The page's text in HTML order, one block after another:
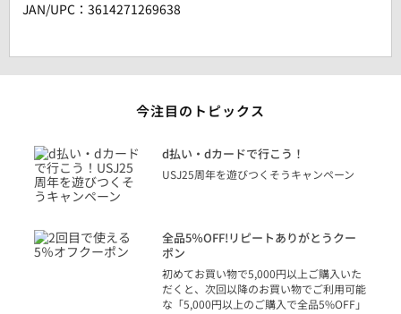
JAN/UPC：3614271269638
今注目のトピックス
d払い・dカードで行こう！
USJ25周年を遊びつくそうキャンペーン
全品5％OFF!リピートありがとうクー
ポン
初めてお買い物で5,000円以上ご購入いた
だくと、次回以降のお買い物でご利用可能
な「5,000円以上のご購入で全品5%OFF」